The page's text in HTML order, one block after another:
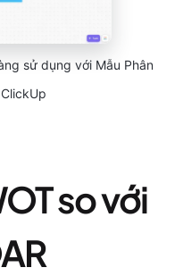
sử dụng với Mẫu Phân
so với